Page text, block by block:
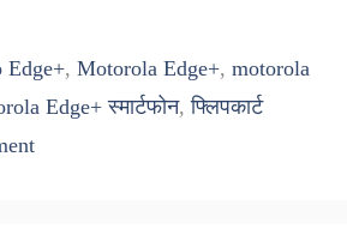
Edge+, Motorola Edge+, motorola
Edge+ स्मार्टफोन,फ्लिपकार्ट